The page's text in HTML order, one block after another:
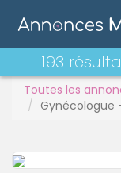
Toutes les
Gynécologue
193